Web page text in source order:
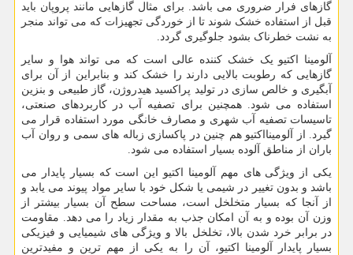
گازهای فرار ضروری می باشد. برای مثال گازهایی مانند پروپان باید
قبل از استفاده خشک شوند تا از خوردگی تجهیزات که می تواند منجر
به نشت خطرناک بشود جلوگیری گردد.
آلومینا اکتیو یک خشک کننده عالی است که می تواند هوا و سایر
گازهایی که رطوبت بالایی دارند را خشک کند و بنابراین از آن برای
آبگیری و خالص سازی در تولید پراکسید هیدروژن، گاز طبیعی و بنزین
استفاده می شود. همچنین برای تصفیه آب در کاربردهای صنعتی،
تاسیسات تصفیه آب شهری و مصارف خانگی مورد استفاده قرار می
گیرد. از آلومینااکتیو هم چنین در پاکسازی زباله های سمی و روان آب
باران از مناطق آلوده بسیار استفاده می شود.
یکی از ویژگی های مهم آلومینا اکتیو این است که بسیار پایدار می
باشد و بدون تغییر در شیمی یا شکل خود با سایر مواد پیوند می یابد و
از آنجا که بسیار متخلخل است، مساحت سطح آن بسیار بیشتر از
وزن آن بوده و به آن امکان جذب به مقدار زیاد را می دهد. مقاومت
در برابر خرد شدن بالا، تخلخل بالا و ویژگی های شیمیایی و فیزیکی
بسیار پایدار آلومینا اکتیو، آن را به یکی از مهم ترین و مفیدترین